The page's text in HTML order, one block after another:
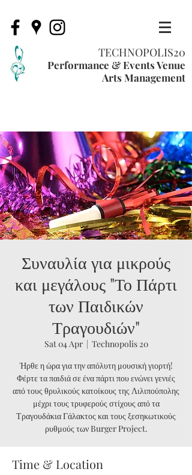
TECHNOPOLIS20
Performance & Events Venue
Arts Management
Συναυλία για μικρούς
και μεγάλους "Το Πάρτι
των Παιδικών
Τραγουδιών"
Sat 04 Apr
  |
Technopolis 20
Ήρθε η ώρα για την απόλυτη μουσική γιορτή!
Φέρτε τα παιδιά σε ένα πάρτι που ενώνει γενιές
από τους θρυλικούς κατοίκους της Λιλιπούπολης
μέχρι τους τρυφερούς στίχους από τα
Τραγουδάκια Γάλακτος και τους ξεσηκωτικούς
ρυθμούς των Burger Project.
Time & Location